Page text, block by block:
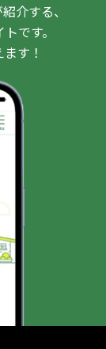
介する、
です。
す！